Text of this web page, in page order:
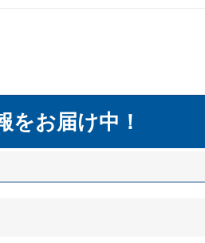
をお届け中！